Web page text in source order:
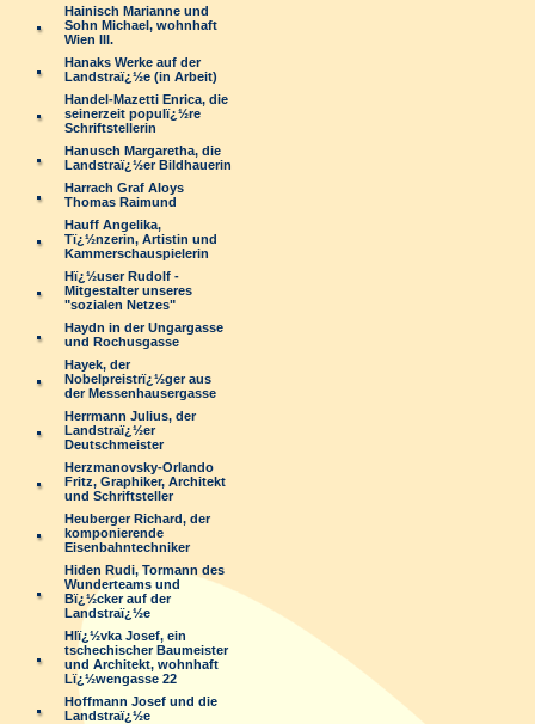
Hainisch Marianne und
Sohn Michael, wohnhaft
Wien III.
Hanaks Werke auf der
Landstraï¿½e (in Arbeit)
Handel-Mazetti Enrica, die
seinerzeit populï¿½re
Schriftstellerin
Hanusch Margaretha, die
Landstraï¿½er Bildhauerin
Harrach Graf Aloys
Thomas Raimund
Hauff Angelika,
Tï¿½nzerin, Artistin und
Kammerschauspielerin
Hï¿½user Rudolf -
Mitgestalter unseres
"sozialen Netzes"
Haydn in der Ungargasse
und Rochusgasse
Hayek, der
Nobelpreistrï¿½ger aus
der Messenhausergasse
Herrmann Julius, der
Landstraï¿½er
Deutschmeister
Herzmanovsky-Orlando
Fritz, Graphiker, Architekt
und Schriftsteller
Heuberger Richard, der
komponierende
Eisenbahntechniker
Hiden Rudi, Tormann des
Wunderteams und
Bï¿½cker auf der
Landstraï¿½e
Hlï¿½vka Josef, ein
tschechischer Baumeister
und Architekt, wohnhaft
Lï¿½wengasse 22
Hoffmann Josef und die
Landstraï¿½e